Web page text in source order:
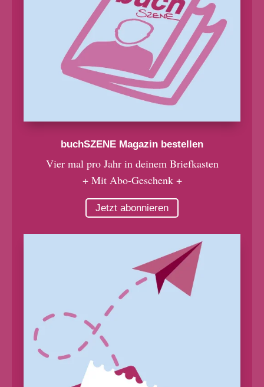
buchSZENE Magazin bestellen
Vier mal pro Jahr in deinem Briefkasten
+ Mit Abo-Geschenk +
Jetzt abonnieren